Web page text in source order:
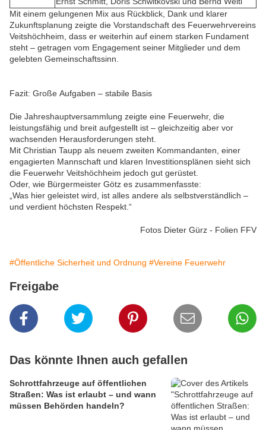
Mit einem gelungenen Mix aus Rückblick, Dank und klarer
Zukunftsplanung zeigte die Vorstandschaft des Feuerwehrvereins
Veitshöchheim, dass er weiterhin auf einem starken Fundament
steht – getragen vom Engagement seiner Mitglieder und dem
gelebten Gemeinschaftssinn.
Fazit: Große Aufgaben – stabile Basis
Die Jahreshauptversammlung zeigte eine Feuerwehr, die
leistungsfähig und breit aufgestellt ist – gleichzeitig aber vor
wachsenden Herausforderungen steht.
Mit Christian Taupp als neuem zweiten Kommandanten, einer
engagierten Mannschaft und klaren Investitionsplänen sieht sich
die Feuerwehr Veitshöchheim jedoch gut gerüstet.
Oder, wie Bürgermeister Götz es zusammenfasste:
„Was hier geleistet wird, ist alles andere als selbstverständlich –
und verdient höchsten Respekt.“
Fotos Dieter Gürz - Folien FFV
#Öffentliche Sicherheit und Ordnung #Vereine Feuerwehr
Freigabe
Das könnte Ihnen auch gefallen
Schrottfahrzeuge auf öffentlichen
Straßen: Was ist erlaubt – und wann
müssen Behörden handeln?